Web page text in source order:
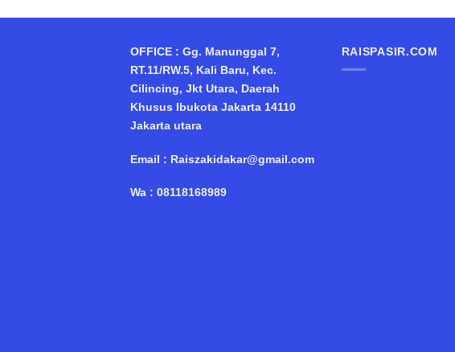
OFFICE : Gg. Manunggal 7,
RT.11/RW.5, Kali Baru, Kec.
Cilincing, Jkt Utara, Daerah
Khusus Ibukota Jakarta 14110
Jakarta utara
Email : Raiszakidakar@gmail.com
Wa : 08118168989
RAISPASIR.COM